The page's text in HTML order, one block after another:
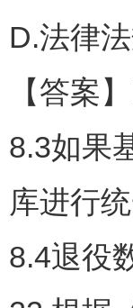
D.法律
【答案
8.3如果
库进行
8.4退役